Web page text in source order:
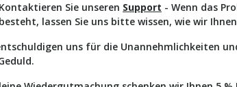
Kontaktieren Sie unseren Support - Wenn das
besteht, lassen Sie uns bitte wissen, wie wir
uns für die Unannehmlichkeiten